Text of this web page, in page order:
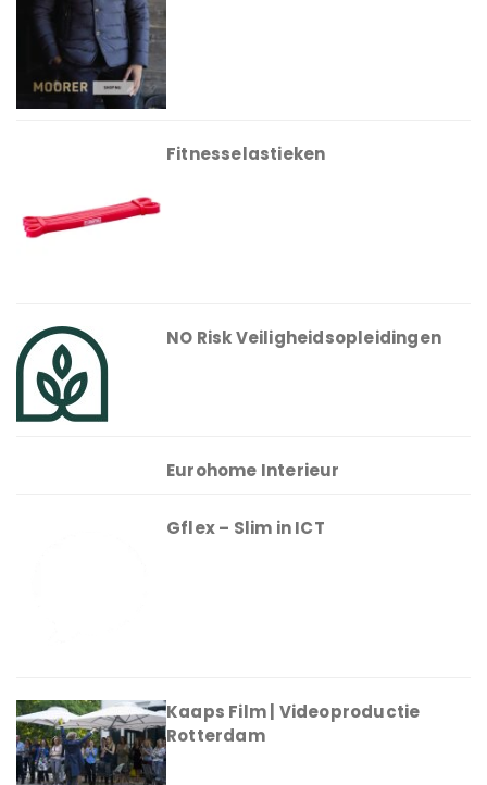
Fitnesselastieken
NO Risk Veiligheidsopleidingen
Eurohome Interieur
Gflex – Slim in ICT
Kaaps Film | Videoproductie
Rotterdam